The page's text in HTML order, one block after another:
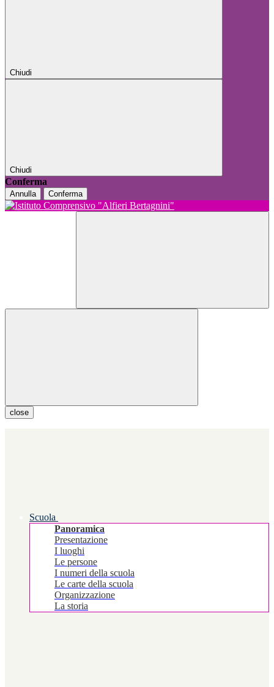
Chiudi
Chiudi
Conferma
Annulla Conferma
close
Scuola
Panoramica
Presentazione
I luoghi
Le persone
I numeri della scuola
Le carte della scuola
Organizzazione
La storia